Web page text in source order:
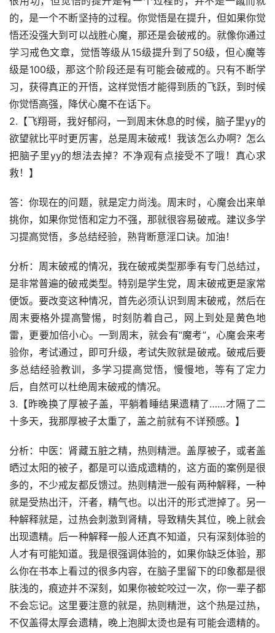
的，是一个不断坚持的过程。你觉悟是在提升，但如果你觉
悟还没强大到可以战胜心魔，那还是会破戒的。就像你通过
学习戒色文章，觉悟等级从15级提升到了50级，但心魔等
级是100级，那这个阶段还是有可能会破戒的。只有不断学
习，获得真正的开悟，这样觉悟才能得到质的飞跃，到时候
你觉悟高强，降伏心魔不在话下。
2.【飞翔哥，我好郁闷，一到周末休息的时候，脑子里yy的
欲望就比平时更厉害，总是周末破戒！我该怎么办啊？怎么
把脑子里yy的想法去掉？不净观有点接受不了哦！真心求
救！】
答：你现在的问题，就是定力尚浅。周末时，心魔会出来单
挑你，如果你觉悟和定力不强，那就很容易破戒。建议多学
习提高觉悟，多总结经验，熟背断意淫口诀。加油！
分析：周末破戒的情况，我在破戒类型那季有专门总结过，
是非常普遍的破戒类型。特别是学生党，周末破戒更是家常
便饭。要改变这种情况，首先必须认识到周末破戒，然后在
周末要格外提高警惕，时刻防着自己，网上到处是黄色地
雷，更要加倍小心。一到周末，就会有“魔考”，心魔会来考
验你，考试通过，即可升级，考试失败就是破戒。破戒后要
多总结经验教训，多学习提高觉悟，慢慢地，等有了定力
后，自然可以杜绝周末破戒的情况。
3.【昨晚换了厚被子盖，平躺着睡结果遗精了……才隔了二
十多天，我那厚被子太重了，盖之前就有不详预感。】
分析：中医：肾藏五脏之精，热则精泄。盖厚被子，或者盖
晒过太阳的被子，都是可以造成遗精的，这方面的案例是很
多的，不少戒友都反馈过。热则精泄一般有两种解释，一种
就是受热出汗，汗者，精气也。以出汗的形式泄掉了。另一
种解释就是，过热会刺激到肾精，导致精失其位，晚上就会
出现遗精。后一种解释一般人还真不知道，只有深刻体验的
人才有可能知道。我是很强调体验的，如果你缺乏体验，那
么你在书本上看过的很多内容，在脑子里留下的印象都是很
肤浅的，痕迹并不深刻，如果你被蛇咬过一次，你一辈子都
不会忘记。这里要注意的就是，热则精泄，这个热是过热，
不仅盖得太厚会遗精，晚上泡脚太烫也是有可能会遗精的。